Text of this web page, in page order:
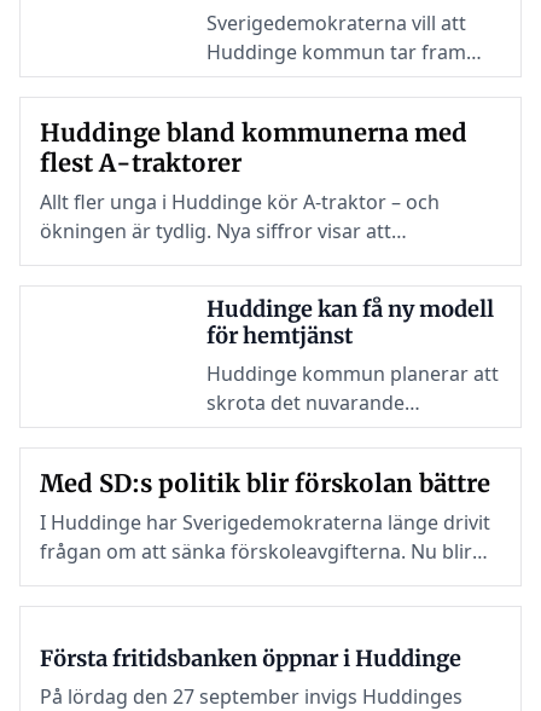
Sverigedemokraterna vill att
Huddinge kommun tar fram
tydligare riktlinjer så att fler
bjuder in politiker inför val.
Huddinge bland kommunerna med
flest A-traktorer
Allt fler unga i Huddinge kör A-traktor – och
ökningen är tydlig. Nya siffror visar att
kommunen nu tillhör de områden i Stockholms
län där antalet A-traktorer växer mest.
Huddinge kan få ny modell
för hemtjänst
Huddinge kommun planerar att
skrota det nuvarande
valfrihetssystemet (LOV) inom
en ny modell enligt lagen om
offentlig upphandling (LOU).
Med SD:s politik blir förskolan bättre
I Huddinge har Sverigedemokraterna länge drivit
frågan om att sänka förskoleavgifterna. Nu blir
det verklighet, men mer finns att göra för att
stärka förskolans attraktivitet och kvalitet.
Första fritidsbanken öppnar i Huddinge
På lördag den 27 september invigs Huddinges